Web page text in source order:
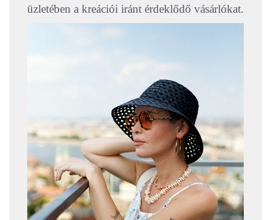
üzletében a kreációi iránt érdeklődő vásárlókat.